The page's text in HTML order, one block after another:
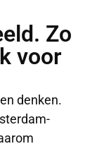
Zo
voor
denken.